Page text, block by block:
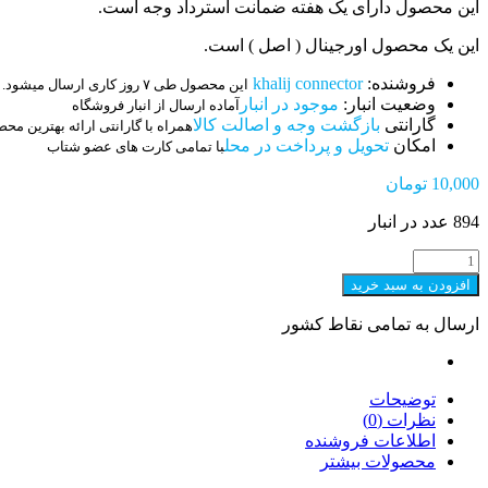
این محصول دارای یک هفته ضمانت استرداد وجه است.
این یک محصول اورجینال ( اصل ) است.
فروشنده:khalij connector این محصول طی ۷ روز کاری ارسال میشود.
وضعیت انبار: موجود در انبار آماده ارسال از انبار فروشگاه
گارانتی بازگشت وجه و اصالت کالاهمراه با گارانتی ارائه بهترین
امکان تحویل و پرداخت در محلبا تمامی کارت های عضو شتاب
10,000 تومان
894 عدد در انبار
کانکتور
1.5MM
ZH
4
SMD
افزودن به سبد خرید
ارسال به تمامی نقاط کشور
توضیحات
نظرات (0)
اطلاعات فروشنده
محصولات بیشتر